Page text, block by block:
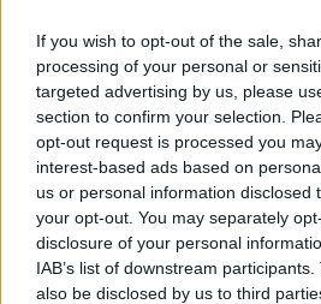
If you wish to opt-out of the sale,
processing of your personal or
targeted advertising by us, please
section to confirm your selection.
opt-out request is processed you
interest-based ads based on
us or personal information disclosed
your opt-out. You may separately
disclosure of your personal
IAB’s list of downstream
also be disclosed by us to third
kütyü és immár e-autó
KAPCSOLÓDÓ CIKKEK TÖBB A
Elektromos
autó
Crossoverként